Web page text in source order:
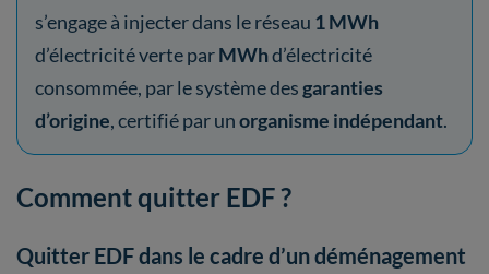
s’engage à injecter dans le réseau 1 MWh
d’électricité verte parMWhd’électricité
consommée, par le système desgaranties
d’origine, certifié par unorganisme indépendant.
Comment quitter EDF ?
Quitter EDF dans le cadre d’un déménagement